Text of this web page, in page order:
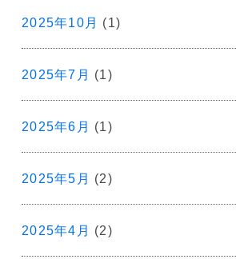
2025年10月 (1)
2025年7月 (1)
2025年6月 (1)
2025年5月 (2)
2025年4月 (2)